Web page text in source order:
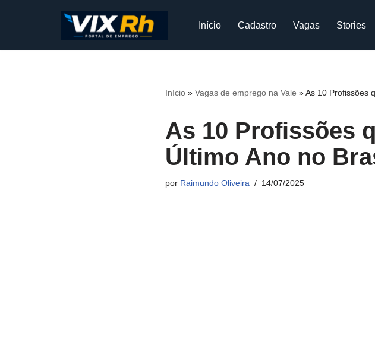
para
Início Cadastro Vagas Stories
Início» Vagas de emprego na Vale »As 10 Profissões
As 10 Profissões
Último Ano no
por Raimundo Oliveira 14/07/2025